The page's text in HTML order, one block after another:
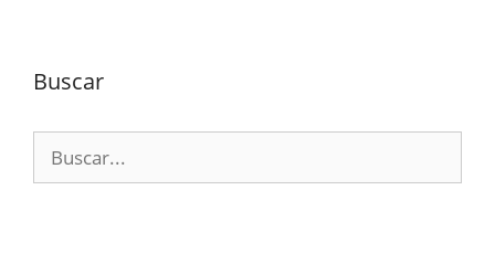
Buscar